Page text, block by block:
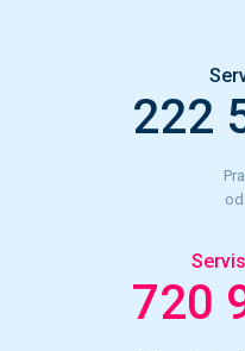
222
720